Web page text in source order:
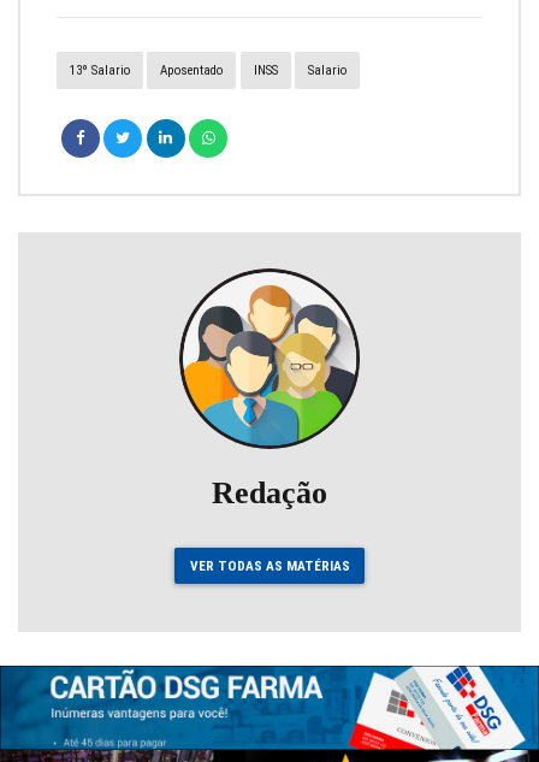
13º Salario Aposentado INSS Salario
Redação
VER TODAS AS MATÉRIAS